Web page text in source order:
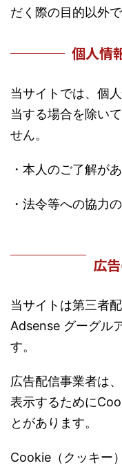
だく際の目的以外
個人情
当サイトでは、個
当する場合を除い
せん。
・本人のご了解が
・法令等への協力
広
当サイトは第三者
Adsense グーグル
す。
広告配信事業者は
表示するために
とがあります。
Cookie（クッキー